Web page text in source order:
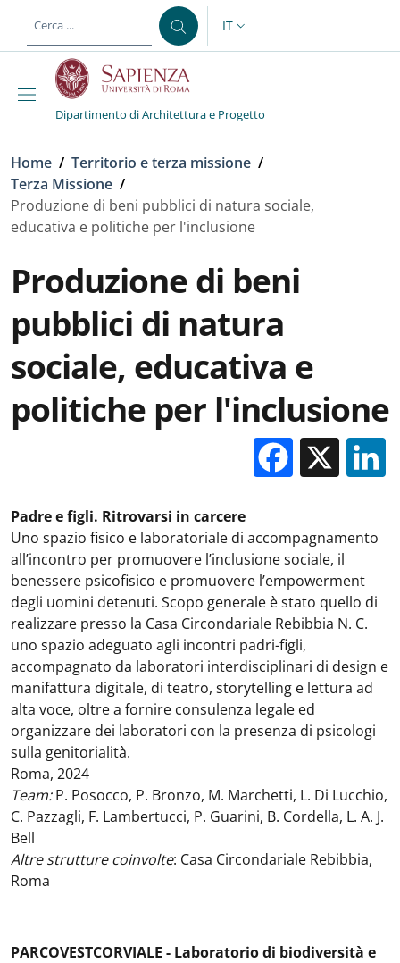
al contenuto principale
SELETTORE LINGUA:
IT
Dipartimento di Architettura e Progetto
Briciole di pane
Home / Territorio e terza missione /
Terza Missione /
Produzione di beni pubblici di natura sociale,
educativa e politiche per l'inclusione
Produzione di beni
pubblici di natura
sociale, educativa e
politiche per l'inclusione
X
Padre e figli. Ritrovarsi in carcere
Uno spazio fisico e laboratoriale di accompagnamento
all’incontro per promuovere l’inclusione sociale, il
benessere psicofisico e promuovere l’empowerment
degli uomini detenuti. Scopo generale è stato quello di
realizzare presso la Casa Circondariale Rebibbia N. C.
uno spazio adeguato agli incontri padri-figli,
accompagnato da laboratori interdisciplinari di design e
manifattura digitale, di teatro, storytelling e lettura ad
alta voce, oltre a fornire consulenza legale ed
organizzare dei laboratori con la presenza di psicologi
sulla genitorialità.
Roma, 2024
Team:P. Posocco, P. Bronzo, M. Marchetti, L. Di Lucchio,
C. Pazzagli, F. Lambertucci, P. Guarini, B. Cordella, L. A. J.
Bell
Altre strutture coinvolte: Casa Circondariale Rebibbia,
Roma
PARCOVESTCORVIALE - Laboratorio di biodiversità e